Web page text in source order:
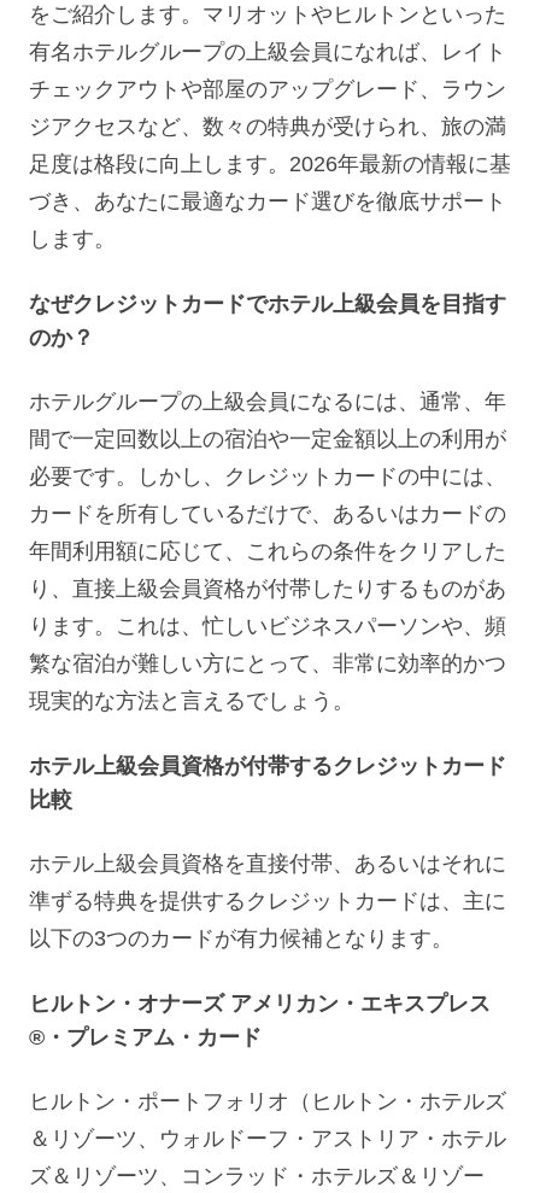
をご紹介します。マリオットやヒルトンといった
有名ホテルグループの上級会員になれば、レイト
チェックアウトや部屋のアップグレード、ラウン
ジアクセスなど、数々の特典が受けられ、旅の満
足度は格段に向上します。2026年最新の情報に基
づき、あなたに最適なカード選びを徹底サポート
します。
なぜクレジットカードでホテル上級会員を目指す
のか？
ホテルグループの上級会員になるには、通常、年
間で一定回数以上の宿泊や一定金額以上の利用が
必要です。しかし、クレジットカードの中には、
カードを所有しているだけで、あるいはカードの
年間利用額に応じて、これらの条件をクリアした
り、直接上級会員資格が付帯したりするものがあ
ります。これは、忙しいビジネスパーソンや、頻
繁な宿泊が難しい方にとって、非常に効率的かつ
現実的な方法と言えるでしょう。
ホテル上級会員資格が付帯するクレジットカード
比較
ホテル上級会員資格を直接付帯、あるいはそれに
準ずる特典を提供するクレジットカードは、主に
以下の3つのカードが有力候補となります。
ヒルトン・オナーズ アメリカン・エキスプレス
®・プレミアム・カード
ヒルトン・ポートフォリオ（ヒルトン・ホテルズ
＆リゾーツ、ウォルドーフ・アストリア・ホテル
ズ＆リゾーツ、コンラッド・ホテルズ＆リゾー